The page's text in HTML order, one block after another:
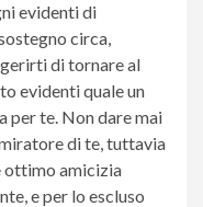
evidenti di
circa,
di tornare al
evidenti quale un
per te. Non dare mai
di te, tuttavia
ottimo amicizia
e per lo escluso